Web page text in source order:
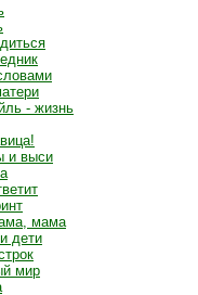
- жизнь
и выси
мама
дети
мир